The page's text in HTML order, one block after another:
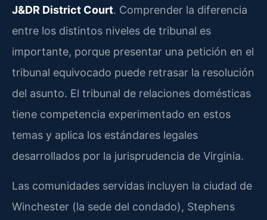
J&DR District Court. Comprender la diferencia
entre los distintos niveles de tribunal es
importante, porque presentar una petición en el
tribunal equivocado puede retrasar la resolución
del asunto. El tribunal de relaciones domésticas
tiene competencia experimentado en estos
temas y aplica los estándares legales
desarrollados por la jurisprudencia de Virginia.
Las comunidades servidas incluyen la ciudad de
Winchester (la sede del condado), Stephens